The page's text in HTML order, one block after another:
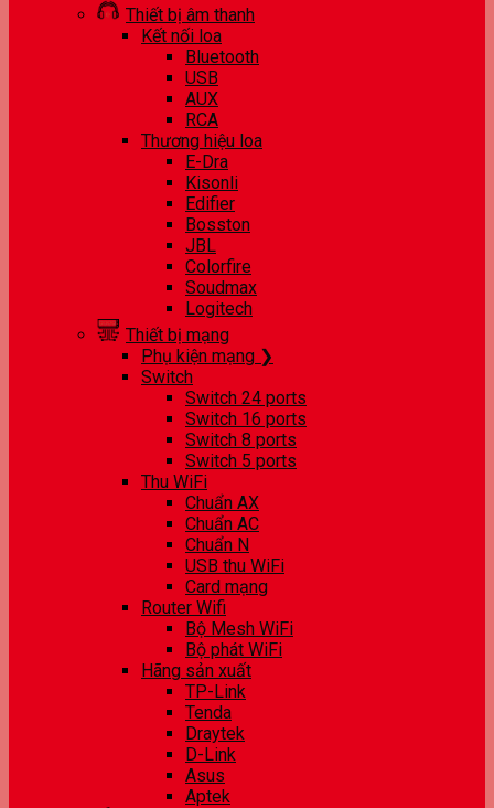
Thiết bị âm thanh
Kết nối loa
Bluetooth
USB
AUX
RCA
Thương hiệu loa
E-Dra
Kisonli
Edifier
Bosston
JBL
Colorfire
Soudmax
Logitech
Thiết bị mạng
Phụ kiện mạng ❯
Switch
Switch 24 ports
Switch 16 ports
Switch 8 ports
Switch 5 ports
Thu WiFi
Chuẩn AX
Chuẩn AC
Chuẩn N
USB thu WiFi
Card mạng
Router Wifi
Bộ Mesh WiFi
Bộ phát WiFi
Hãng sản xuất
TP-Link
Tenda
Draytek
D-Link
Asus
Aptek